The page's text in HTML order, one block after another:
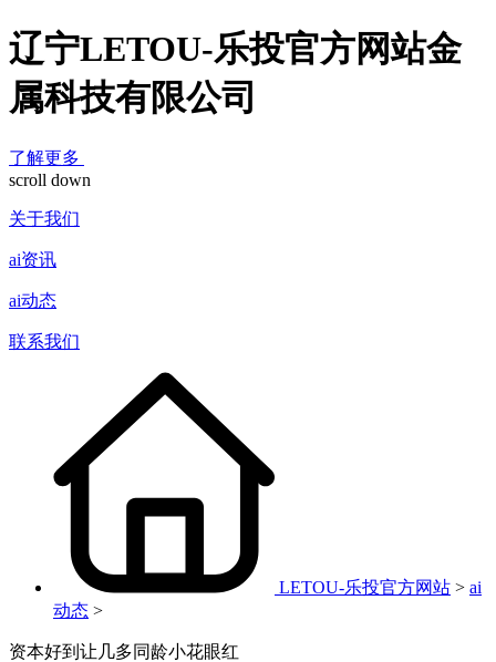
辽宁LETOU-乐投官方网站金
属科技有限公司
了解更多
scroll down
关于我们
ai资讯
ai动态
联系我们
LETOU-乐投官方网站 > ai
动态 >
资本好到让几多同龄小花眼红